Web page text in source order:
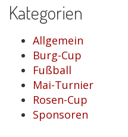
Kategorien
Allgemein
Burg-Cup
Fußball
Mai-Turnier
Rosen-Cup
Sponsoren